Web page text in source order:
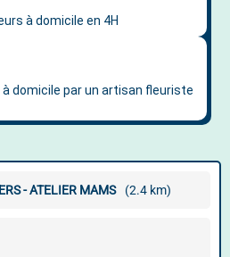
- ATELIER MAMS (2.4 km)